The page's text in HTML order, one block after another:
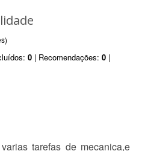
0 | Recomendações: 0 |
tarefas de mecanica,e